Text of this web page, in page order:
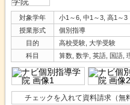
対象学年
小1～6, 中1～3, 高1～3
授業形式
個別指導
目的
高校受験, 大学受験
科目
算数, 数学, 英語, 国語,
チェックを入れて資料請求（無